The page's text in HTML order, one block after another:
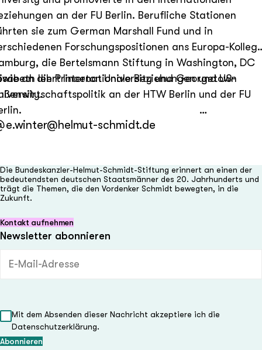
an der FU Berlin. Berufliche Stationen
sie zum German Marshall Fund und in
Forschungspositionen ans Europa-Kolleg
die Bertelsmann Stiftung in Washington, DC
an die Princeton University und Georgetown
lehrt Internationale Beziehungen und US-
an der HTW Berlin und der FU
e.winter@helmut-schmidt.de
Die Bundeskanzler-Helmut-Schmidt-Stiftung erinnert an einen der
bedeutendsten deutschen Staatsmänner des 20. Jahrhunderts und
trägt die Themen, die den Vordenker Schmidt bewegten, in die
Zukunft.
Kontakt aufnehmen
Newsletter abonnieren
Mit dem Absenden dieser Nachricht akzeptiere ich die
Datenschutzerklärung.